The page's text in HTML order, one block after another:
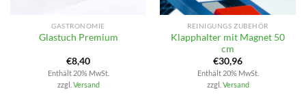
GASTRONOMIE
Glastuch Premium
€8,40
Enthält 20% MwSt.
zzgl. Versand
REINIGUNGS ZUBEHÖR
Klapphalter mit Magnet 50
cm
€30,96
Enthält 20% MwSt.
zzgl. Versand